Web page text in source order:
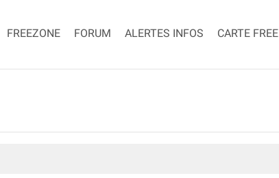
FREEZONE FORUM ALERTES INFOS CARTE FREE